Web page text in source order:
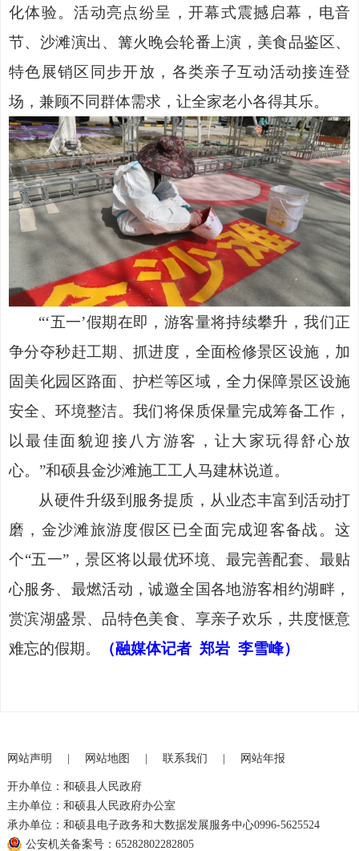
化体验。活动亮点纷呈，开幕式震撼启幕，电音
节、沙滩演出、篝火晚会轮番上演，美食品鉴区、
特色展销区同步开放，各类亲子互动活动接连登
场，兼顾不同群体需求，让全家老小各得其乐。
“‘五一’假期在即，游客量将持续攀升，我们正
争分夺秒赶工期、抓进度，全面检修景区设施，加
固美化园区路面、护栏等区域，全力保障景区设施
安全、环境整洁。我们将保质保量完成筹备工作，
以最佳面貌迎接八方游客，让大家玩得舒心放
心。”和硕县金沙滩施工工人马建林说道。
从硬件升级到服务提质，从业态丰富到活动打
磨，金沙滩旅游度假区已全面完成迎客备战。这
个“五一”，景区将以最优环境、最完善配套、最贴
心服务、最燃活动，诚邀全国各地游客相约湖畔，
赏滨湖盛景、品特色美食、享亲子欢乐，共度惬意
难忘的假期。
（融媒体记者 郑岩 李雪峰）
网站声明 网站地图 联系我们 网站年报
开办单位：和硕县人民政府
主办单位：和硕县人民政府办公室
承办单位：和硕县电子政务和大数据发展服务中心0996-5625524
公安机关备案号：65282802282805